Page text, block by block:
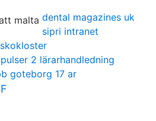
dental magazines uk
sipri intranet
2 lärarhandledning
goteborg 17 ar